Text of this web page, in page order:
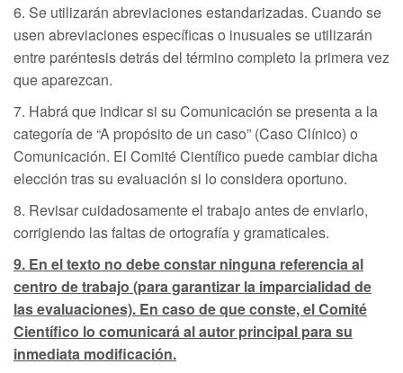
6. Se utilizarán abreviaciones estandarizadas. Cuando se
usen abreviaciones específicas o inusuales se utilizarán
entre paréntesis detrás del término completo la primera vez
que aparezcan.
7. Habrá que indicar si su Comunicación se presenta a la
categoría de “A propósito de un caso” (Caso Clínico) o
Comunicación. El Comité Científico puede cambiar dicha
elección tras su evaluación si lo considera oportuno.
8. Revisar cuidadosamente el trabajo antes de enviarlo,
corrigiendo las faltas de ortografía y gramaticales.
9. En el texto no debe constar ninguna referencia al
centro de trabajo (para garantizar la imparcialidad de
las evaluaciones). En caso de que conste, el Comité
Científico lo comunicará al autor principal para su
inmediata modificación.